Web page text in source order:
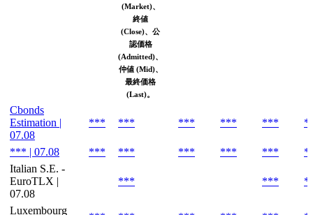
(Market)、
終値
(Close)、公
認価格
(Admitted)、
仲値 (Mid)、
最終価格
(Last)。
Cbonds
Estimation |
07.08
*** *** *** *** ***
*** | 07.08 *** *** *** *** ***
Italian S.E. -
EuroTLX |
07.08
*** ***
Luxembourg